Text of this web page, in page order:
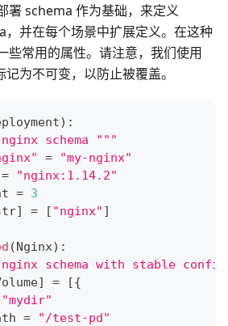
署 schema 作为基础，来定义
并在每个场景中扩展定义。在这种
些常用的属性。请注意，我们使用
为不可变，以防止被覆盖。
:
schema """
=
"my-nginx"
=
"nginx:1.14.2"
= 3
] = [ "nginx" ]
(Nginx) :
schema with stable
] = [{
"mydir"
= "/test-pd"